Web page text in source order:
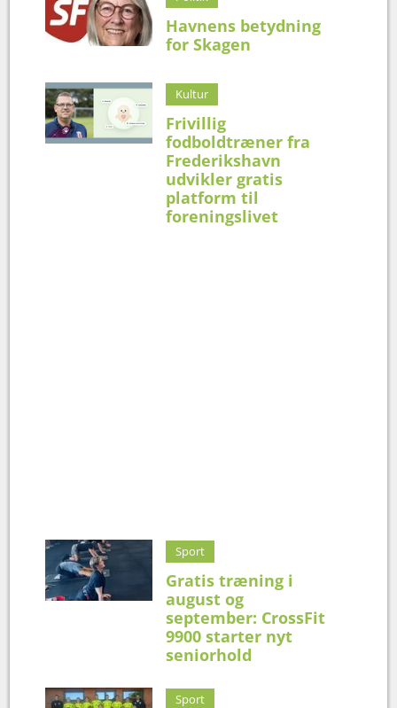
Havnens betydning
for Skagen
Kultur
Frivillig
fodboldtræner fra
Frederikshavn
udvikler gratis
platform til
foreningslivet
Sport
Gratis træning i
august og
september: CrossFit
9900 starter nyt
seniorhold
Sport